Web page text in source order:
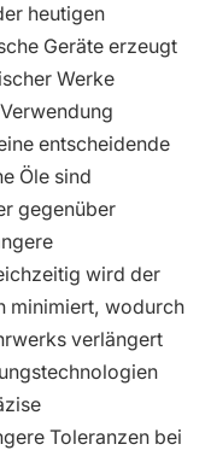
heutigen
Geräte erzeugt
Werke
entscheidende
Öle sind
gegenüber
wird der
minimiert, wodurch
verlängert
Toleranzen bei